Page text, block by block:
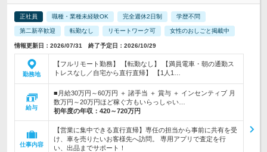
正社員 職種・業種未経験OK 完全週休2日制 学歴不問
第二新卒歓迎 転勤なし リモートワーク可 女性のおしごと掲載中
情報更新日：2026/07/31 終了予定日：2026/10/29
勤務地
【フルリモート勤務】 【転勤なし】 【満員電車・朝の通勤ス
トレスなし／自宅から直行直帰】 【1人1…
給与
■月給30万円～60万円 ＋ 諸手当 ＋ 賞与 ＋ インセンティブ 月
数万円～20万円ほど稼ぐ方もいらっしゃい…
初年度の年収： 420～720万円
仕事内容
【営業に集中できる直行直帰】専任の担当から事前に共有を受
け、車を売りたいお客様先へ訪問。 専用アプリで査定を行
い、出品までサポート！